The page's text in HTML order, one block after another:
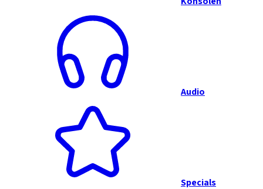
Audio
Specials